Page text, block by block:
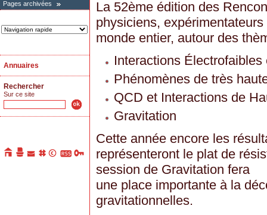
Pages archivées
Annuaires
Rechercher
Sur ce site
La 52ème édition des
physiciens,
monde entier, autour des
Interactions
Phénomènes de très
QCD et Interactions de
Gravitation
Cette année encore les
représenteront le plat de
session de Gravitation fera
une place importante à la
gravitationnelles.